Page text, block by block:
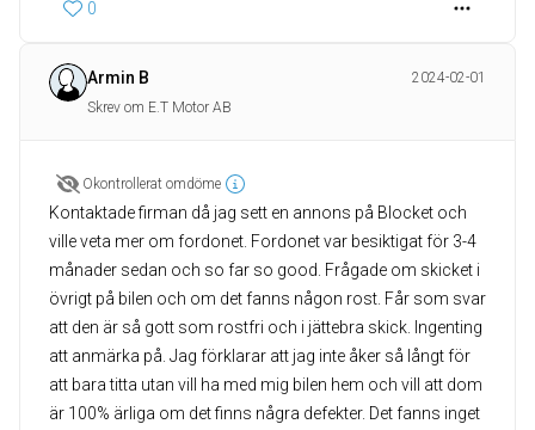
0
Armin B
2024-02-01
Skrev om E.T Motor AB
Okontrollerat omdöme
Kontaktade firman då jag sett en annons på Blocket och
ville veta mer om fordonet. Fordonet var besiktigat för 3-4
månader sedan och so far so good. Frågade om skicket i
övrigt på bilen och om det fanns någon rost. Får som svar
att den är så gott som rostfri och i jättebra skick. Ingenting
att anmärka på. Jag förklarar att jag inte åker så långt för
att bara titta utan vill ha med mig bilen hem och vill att dom
är 100% ärliga om det finns några defekter. Det fanns inget